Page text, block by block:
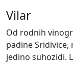
Vilar
Od rodnih
padine
jedino suhozidi.